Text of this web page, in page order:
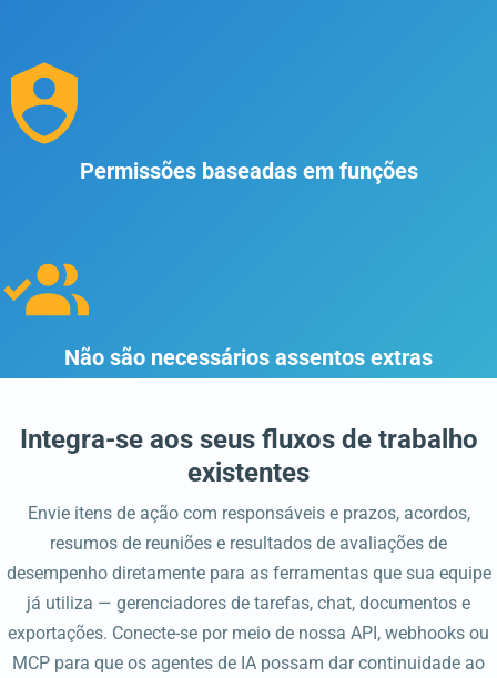
Permissões baseadas em funções
Não são necessários assentos extras
Integra-se aos seus fluxos de trabalho
existentes
Envie itens de ação com responsáveis e prazos, acordos,
resumos de reuniões e resultados de avaliações de
desempenho diretamente para as ferramentas que sua equipe
já utiliza — gerenciadores de tarefas, chat, documentos e
exportações. Conecte-se por meio de nossa API, webhooks ou
MCP para que os agentes de IA possam dar continuidade ao